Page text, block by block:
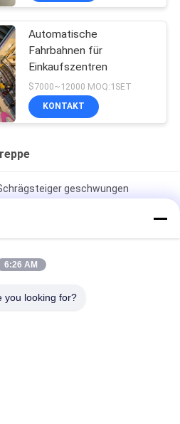
Automatische
Fahrbahnen für
Einkaufszentren
$7000~12000 MOQ:1SET
KONTAKT
geschwungen
beweglicher Weg-Rolltreppe im
6:26 AM
you looking for?